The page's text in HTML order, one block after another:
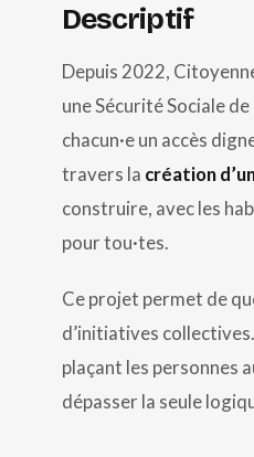
Descriptif
Depuis 2022,
une Sécurité Sociale
chacun·e un accès
travers la création
construire, avec les
pour tou·tes.
Ce projet permet de
d’initiatives
plaçant les personnes
dépasser la seule